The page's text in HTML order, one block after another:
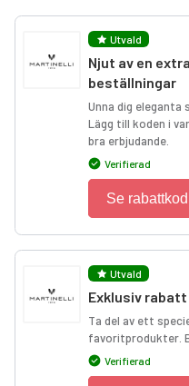
Utvald
Njut av en
beställningar
Unna dig eleganta
Lägg till koden i
bra erbjudande.
Verifierad
Se rabattkod
Utvald
Exklusiv
Ta del av ett
favoritprodukter.
Verifierad